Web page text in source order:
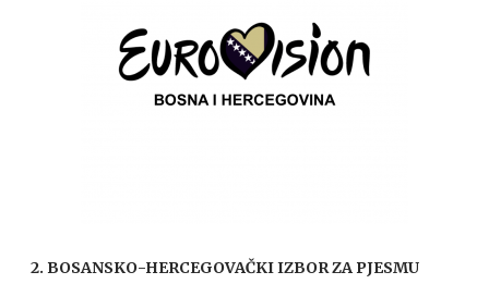
2. BOSANSKO-HERCEGOVAČKIIZBORZA PJESMU